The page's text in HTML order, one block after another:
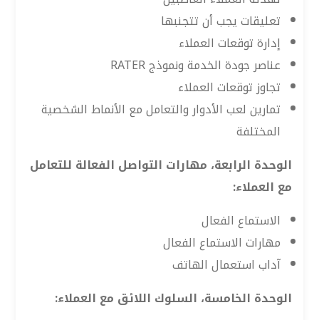
تعليقات يجب أن تتجنبها
إدارة توقعات العملاء
عناصر جودة الخدمة ونموذج RATER
تجاوز توقعات العملاء
تمارين لعب الأدوار والتعامل مع الأنماط الشخصية
المختلفة
الوحدة الرابعة، مهارات التواصل الفعالة للتعامل
مع العملاء:
الاستماع الفعال
مهارات الاستماع الفعال
آداب استعمال الهاتف
الوحدة الخامسة، السلوك اللائق مع العملاء: